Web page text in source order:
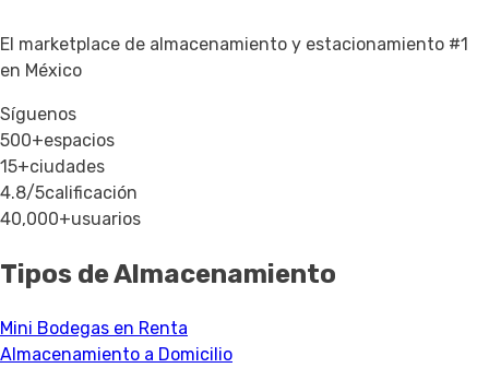
El marketplace de almacenamiento y estacionamiento #1
en México
Síguenos
500+espacios
15+ciudades
4.8/5calificación
40,000+usuarios
Tipos de Almacenamiento
Mini Bodegas en Renta
Almacenamiento a Domicilio